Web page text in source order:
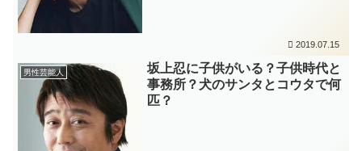
2019.07.15
男性芸能人
坂上忍に子供がいる？子供時代と
事務所？犬のサンタとコウタで何
匹？